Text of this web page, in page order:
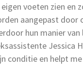
voeten zien en
aangepast
hun manier
Jessica
conditie en helpt